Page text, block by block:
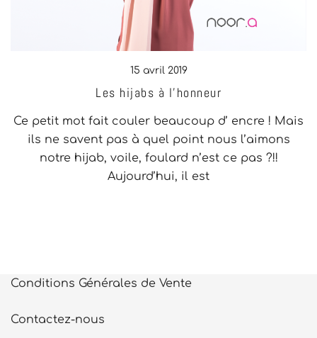
15 avril 2019
Les hijabs à l’honneur
Ce petit mot fait couler beaucoup d’ encre ! Mais
ils ne savent pas à quel point nous l’aimons
notre hijab, voile, foulard n’est ce pas ?!!
Aujourd’hui, il est
Conditions Générales de Vente
Contactez-nous